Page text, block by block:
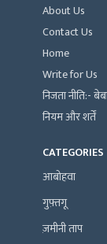
About Us
Contact Us
Home
Write for Us
निजता नीति:-
नियम और शर्तें
CATEGORIES
आबोहवा
गुफ़्तगू
ज़मीनी ताप